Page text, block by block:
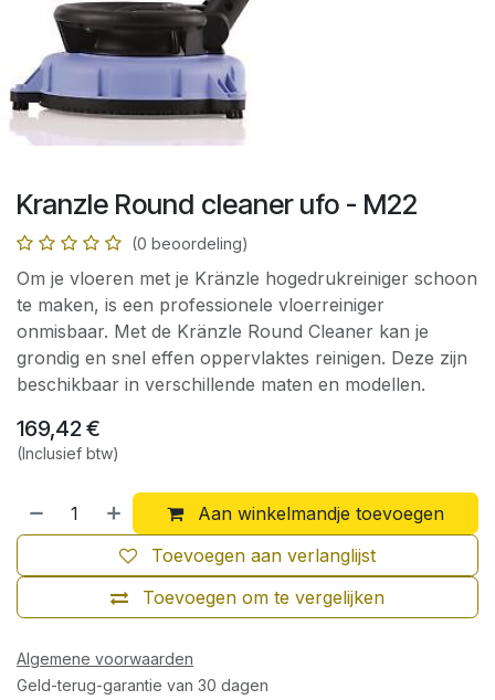
Kranzle Round cleaner ufo - M22
(0 beoordeling)
Om je vloeren met je Kränzle hogedrukreiniger schoon
te maken, is een professionele vloerreiniger
onmisbaar. Met de Kränzle Round Cleaner kan je
grondig en snel effen oppervlaktes reinigen. Deze zijn
beschikbaar in verschillende maten en modellen.
169,42€
(Inclusief btw)
Aan winkelmandje toevoegen
Toevoegen om te vergelijken
Toevoegen aan verlanglijst
Algemene voorwaarden
Geld-terug-garantie van 30 dagen